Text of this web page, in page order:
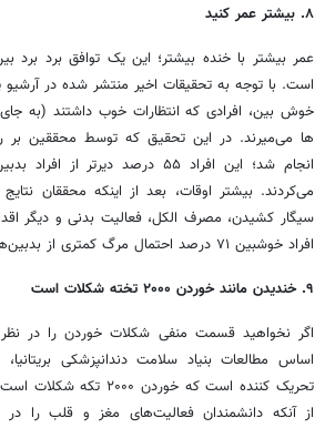
۸. بیشتر عمر کنید
عمر بیشتر با خنده بیشتر؛ این یک توافق برد برد
است. با توجه به تحقیقات اخیر منتشر شده در
خوش بین، افرادی که انتظارات خوب داشتند (به جای
ها می‌میرند. در این تحقیق که توسط محققین
انجام شد؛ این افراد ۵۵ درصد دیرتر
می‌کردند. بیشتر اوقات، بعد از اینکه محققان
سیگار کشیدن، مصرف الکل، فعالیت بدنی و دیگر
افراد خوشبین ۷۱ درصد احتمال مرگ کمتری از بدبین‌ها را داشتند!
۹. خندیدن مانند خوردن ۲۰۰۰ تخته شکلات است
اگر نخواهید قسمت منفی شکلات خوردن را در نظر
اساس مطالعات بنیاد سلامت دندانپزشکی
تحریک کننده است که
از آنکه دانشمندان فعالیت‌های مغز و قلب را در